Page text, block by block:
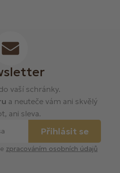
vaší schránky.
a neuteče vám ani skvělý
ani sleva.
Přihlásit se
zpracováním osobních údajů